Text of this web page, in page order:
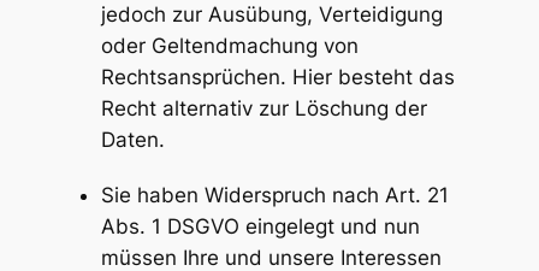
jedoch zur Ausübung, Verteidigung
oder Geltendmachung von
Rechtsansprüchen. Hier besteht das
Recht alternativ zur Löschung der
Daten.
Sie haben Widerspruch nach Art. 21
Abs. 1 DSGVO eingelegt und nun
müssen Ihre und unsere Interessen